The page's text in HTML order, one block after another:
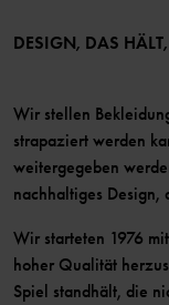
Mitglied werden
DESIGN, DAS
Wir stellen
strapaziert werden
weitergegeben
nachhaltiges Design,
Wir starteten 1976
hoher Qualität
Spiel standhält, die